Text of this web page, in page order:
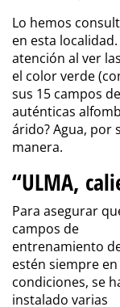
Lo hemos
en esta
atención al ver
el color verde
sus 15 campos
auténticas
árido? Agua, por
manera.
“ULMA,
Para asegurar
campos de
entrenamiento
estén siempre
condiciones, se
instalado varias